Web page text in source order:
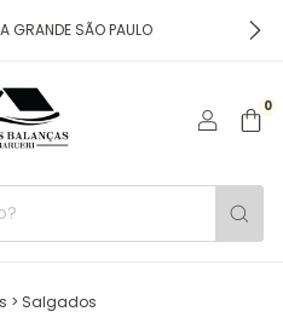
GRANDE SÃO PAULO
0
> Salgados